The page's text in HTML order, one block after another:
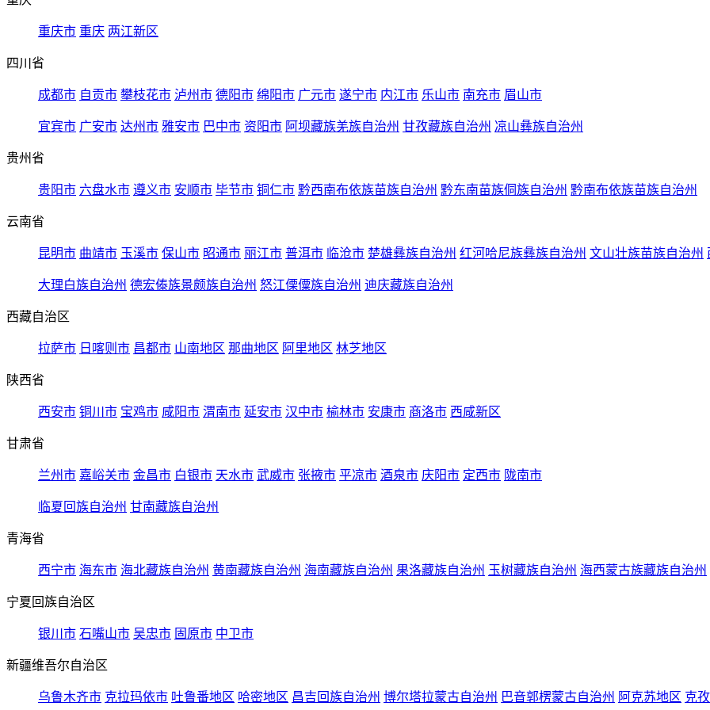
重庆市 重庆 两江新区
四川省
成都市 自贡市 攀枝花市 泸州市 德阳市 绵阳市 广元市 遂宁市 内江市 乐山市 南充市 眉山市
宜宾市 广安市 达州市 雅安市 巴中市 资阳市 阿坝藏族羌族自治州 甘孜藏族自治州 凉山彝族自治州
贵州省
贵阳市 六盘水市 遵义市 安顺市 毕节市 铜仁市 黔西南布依族苗族自治州 黔东南苗族侗族自治州 黔南布依族苗族自治州
云南省
昆明市 曲靖市 玉溪市 保山市 昭通市 丽江市 普洱市 临沧市 楚雄彝族自治州 红河哈尼族彝族自治州 文山壮族苗族自治州
大理白族自治州 德宏傣族景颇族自治州 怒江傈僳族自治州 迪庆藏族自治州
西藏自治区
拉萨市 日喀则市 昌都市 山南地区 那曲地区 阿里地区 林芝地区
陕西省
西安市 铜川市 宝鸡市 咸阳市 渭南市 延安市 汉中市 榆林市 安康市 商洛市 西咸新区
甘肃省
兰州市 嘉峪关市 金昌市 白银市 天水市 武威市 张掖市 平凉市 酒泉市 庆阳市 定西市 陇南市
临夏回族自治州 甘南藏族自治州
青海省
西宁市 海东市 海北藏族自治州 黄南藏族自治州 海南藏族自治州 果洛藏族自治州 玉树藏族自治州 海西蒙古族藏族自治州
宁夏回族自治区
银川市 石嘴山市 吴忠市 固原市 中卫市
新疆维吾尔自治区
乌鲁木齐市 克拉玛依市 吐鲁番地区 哈密地区 昌吉回族自治州 博尔塔拉蒙古自治州 巴音郭楞蒙古自治州 阿克苏地区 克